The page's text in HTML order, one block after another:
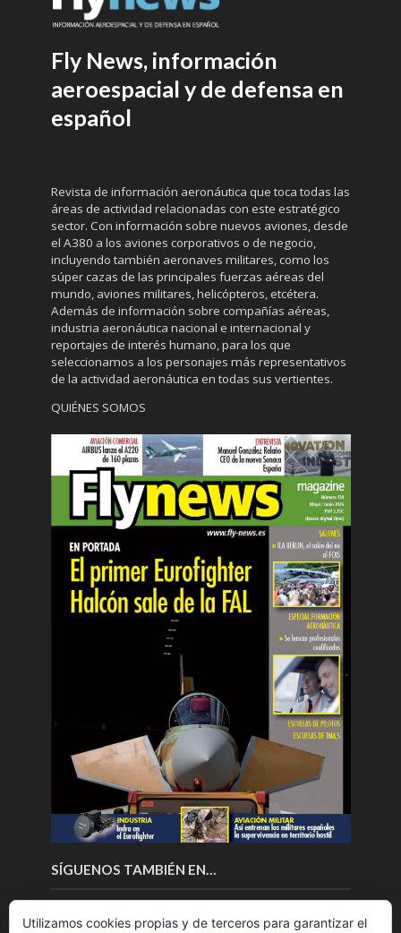
Fly News, información
aeroespacial y de defensa en
español
Revista de información aeronáutica que toca todas las
áreas de actividad relacionadas con este estratégico
sector. Con información sobre nuevos aviones, desde
el A380 a los aviones corporativos o de negocio,
incluyendo también aeronaves militares, como los
súper cazas de las principales fuerzas aéreas del
mundo, aviones militares, helicópteros, etcétera.
Además de información sobre compañías aéreas,
industria aeronáutica nacional e internacional y
reportajes de interés humano, para los que
seleccionamos a los personajes más representativos
de la actividad aeronáutica en todas sus vertientes.
QUIÉNES SOMOS
SÍGUENOS TAMBIÉN EN…
Utilizamos cookies propias y de terceros para garantizar el